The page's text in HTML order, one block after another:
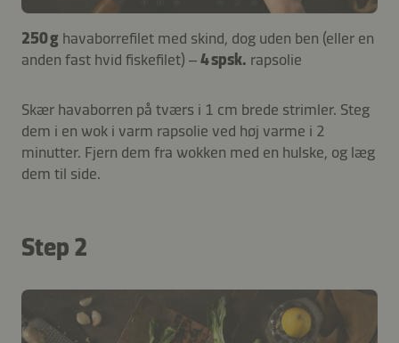
250 g havaborrefilet med skind, dog uden ben (eller en
anden fast hvid fiskefilet) –4 spsk. rapsolie
Skær havaborren på tværs i 1 cm brede strimler. Steg
dem i en wok i varm rapsolie ved høj varme i 2
minutter. Fjern dem fra wokken med en hulske, og læg
dem til side.
Step 2